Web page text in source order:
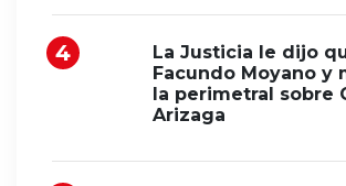
La Justicia le dijo
Facundo Moyano y
la perimetral sobre
Arizaga